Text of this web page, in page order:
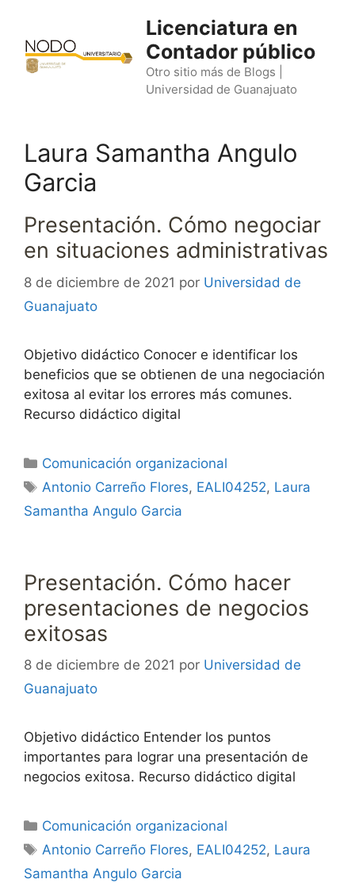
contenido
Licenciatura en
Contador público
Otro sitio más de Blogs |
Universidad de Guanajuato
Laura Samantha Angulo
Garcia
Presentación. Cómo negociar
en situaciones administrativas
8 de diciembre de 2021 por Universidad de
Guanajuato
Objetivo didáctico Conocer e identificar los
beneficios que se obtienen de una negociación
exitosa al evitar los errores más comunes.
Recurso didáctico digital
Categorías
Comunicación organizacional
Etiquetas
Antonio Carreño Flores, EALI04252, Laura
Samantha Angulo Garcia
Presentación. Cómo hacer
presentaciones de negocios
exitosas
8 de diciembre de 2021 por Universidad de
Guanajuato
Objetivo didáctico Entender los puntos
importantes para lograr una presentación de
negocios exitosa. Recurso didáctico digital
Categorías
Comunicación organizacional
Etiquetas
Antonio Carreño Flores, EALI04252, Laura
Samantha Angulo Garcia